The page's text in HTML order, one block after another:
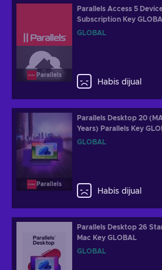
Parallels
Parallels Access 5
Subscription Key
GLOBAL
Habis dijual
Parallels
Parallels Desktop 20
Years) Parallels Key
GLOBAL
Habis dijual
Parallels Desktop 26
Mac Key GLOBAL
GLOBAL